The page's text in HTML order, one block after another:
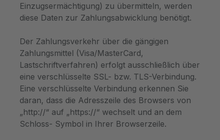
Einzugsermächtigung) zu übermitteln, werden
diese Daten zur Zahlungsabwicklung benötigt.
Der Zahlungsverkehr über die gängigen
Zahlungsmittel (Visa/MasterCard,
Lastschriftverfahren) erfolgt ausschließlich über
eine verschlüsselte SSL- bzw. TLS-Verbindung.
Eine verschlüsselte Verbindung erkennen Sie
daran, dass die Adresszeile des Browsers von
„http://“ auf „https://“ wechselt und an dem
Schloss- Symbol in Ihrer Browserzeile.